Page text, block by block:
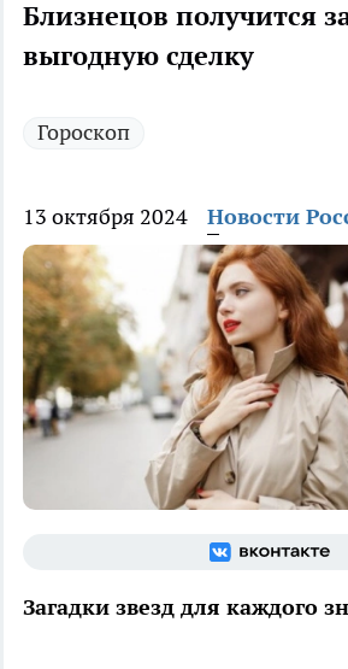
Близнецов получится
выгодную сделку
Гороскоп
13 октября 2024 Новости
Загадки звезд для каждого